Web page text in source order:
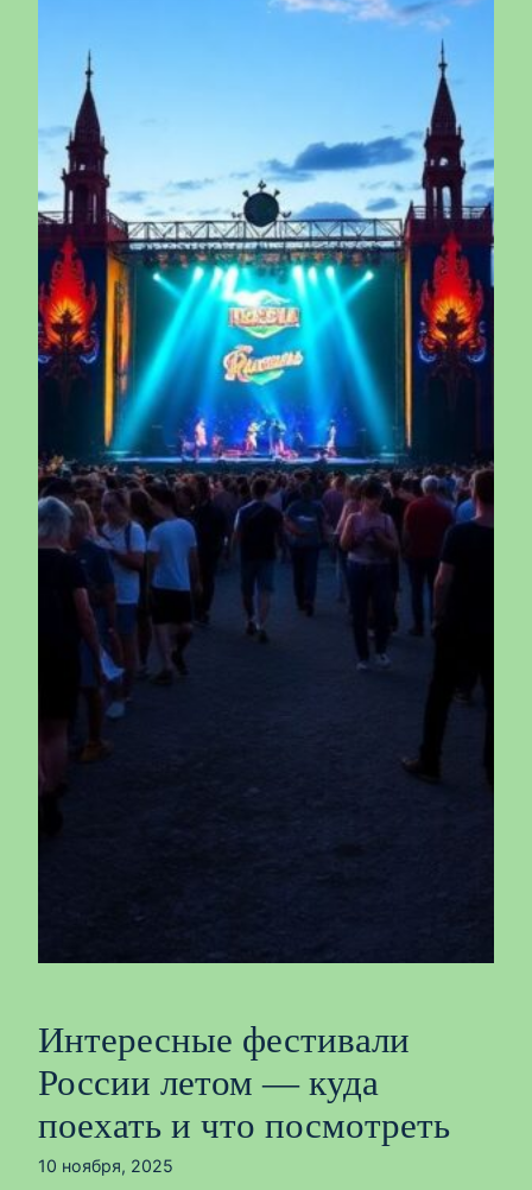
Интересные фестивали
России летом — куда
поехать и что посмотреть
10 ноября, 2025